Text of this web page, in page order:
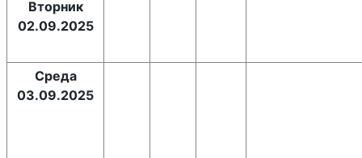
Вторник
02.09.2025
Среда
03.09.2025